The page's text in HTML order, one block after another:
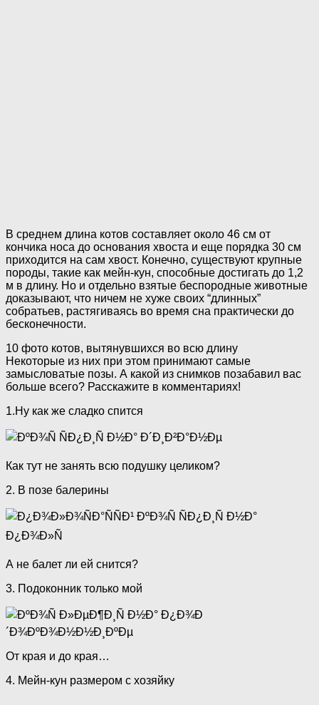
В среднем длина котов составляет около 46 см от
кончика носа до основания хвоста и еще порядка 30 см
приходится на сам хвост. Конечно, существуют крупные
породы, такие как мейн-кун, способные достигать до 1,2
м в длину. Но и отдельно взятые беспородные животные
доказывают, что ничем не хуже своих “длинных”
собратьев, растягиваясь во время сна практически до
бесконечности.
10 фото котов, вытянувшихся во всю длину
Некоторые из них при этом принимают самые
замысловатые позы. А какой из снимков позабавил вас
больше всего? Расскажите в комментариях!
1.Ну как же сладко спится
Как тут не занять всю подушку целиком?
2. В позе балерины
А не балет ли ей снится?
3. Подоконник только мой
От края и до края…
4. Мейн-кун размером с хозяйку